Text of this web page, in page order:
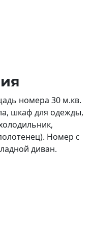
номера 30 м.кв.
шкаф для одежды,
Номер с
диван.